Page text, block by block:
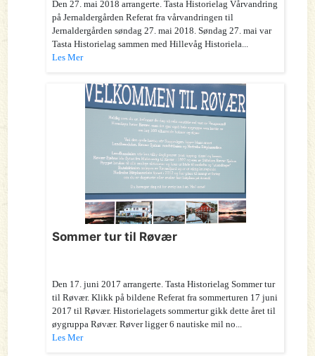
Den 27. mai 2018 arrangerte. Tasta Historielag Vårvandring
på Jernaldergården Referat fra vårvandringen til
Jernaldergården søndag 27. mai 2018. Søndag 27. mai var
Tasta Historielag sammen med Hillevåg Historiela...
Les Mer
Sommer tur til Røvær
Den 17. juni 2017 arrangerte. Tasta Historielag Sommer tur
til Røvær. Klikk på bildene Referat fra sommerturen 17 juni
2017 til Røvær. Historielagets sommertur gikk dette året til
øygruppa Røvær. Røver ligger 6 nautiske mil no...
Les Mer